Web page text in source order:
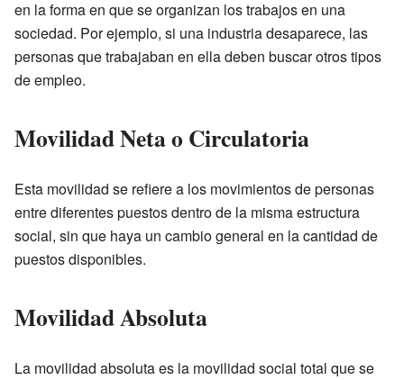
en la forma en que se organizan los trabajos en una
sociedad. Por ejemplo, si una industria desaparece, las
personas que trabajaban en ella deben buscar otros tipos
de empleo.
Movilidad Neta o Circulatoria
Esta movilidad se refiere a los movimientos de personas
entre diferentes puestos dentro de la misma estructura
social, sin que haya un cambio general en la cantidad de
puestos disponibles.
Movilidad Absoluta
La movilidad absoluta es la movilidad social total que se